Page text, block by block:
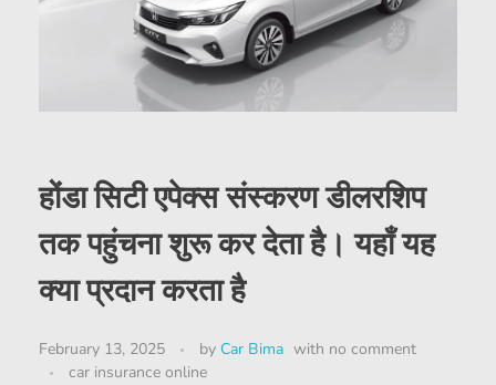
होंडा सिटी एपेक्स संस्करण डीलरशिप
तक पहुंचना शुरू कर देता है। यहाँ यह
क्या प्रदान करता है
February 13, 2025 by Car Bima with no comment
car insurance online